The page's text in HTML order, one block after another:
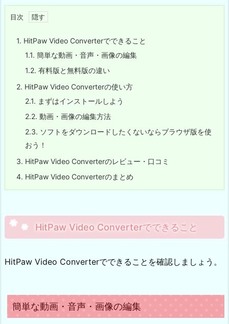
目次
1. HitPaw Video Converterでできること
1.1. 簡単な動画・音声・画像の編集
1.2. 有料版と無料版の違い
2. HitPaw Video Converterの使い方
2.1. まずはインストールしよう
2.2. 動画・画像の編集方法
2.3. ソフトをダウンロードしたくないならブラウザ版を使
おう！
3. HitPaw Video Converterのレビュー・口コミ
4. HitPaw Video Converterのまとめ
HitPaw Video Converterでできること
HitPaw Video Converterでできることを確認しましょう。
簡単な動画・音声・画像の編集